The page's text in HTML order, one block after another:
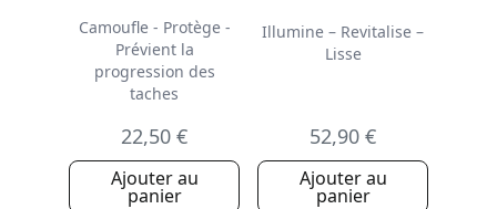
Camoufle - Protège -
Prévient la
progression des
taches
22,50 €
Ajouter au
panier
Illumine – Revitalise –
Lisse
52,90 €
Ajouter au
panier